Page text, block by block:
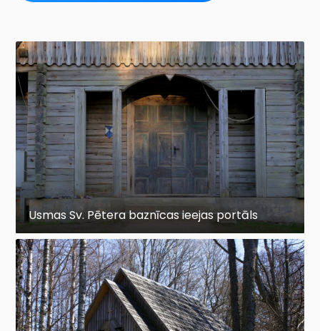
Usmas Sv. Pētera baznīcas ieejas portāls